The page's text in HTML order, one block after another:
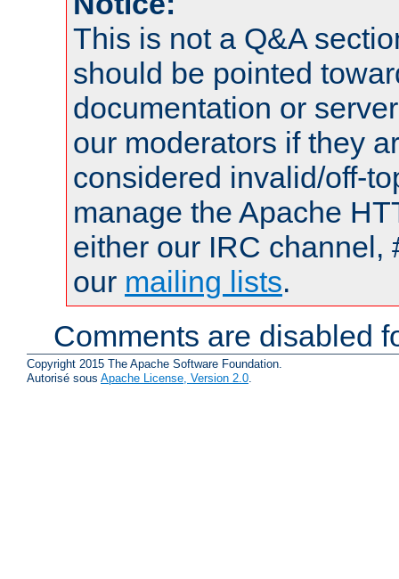
This is not a Q&A
should be pointed
documentation or
our moderators if they
considered invalid/off-
manage the Apache
either our IRC channel,
our mailing lists.
Comments are disabled
Copyright 2015 The Apache Software Foundation.
Autorisé sous Apache License, Version 2.0.